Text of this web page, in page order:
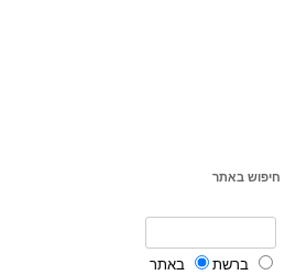
חיפוש באתר
ברשת באתר